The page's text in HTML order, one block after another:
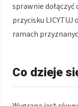
sprawnie dołączyć
przycisku
ramach
Co dzieje